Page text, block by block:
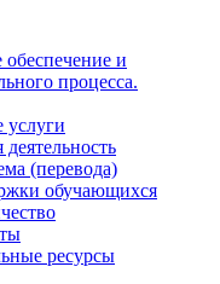
обеспечение и
процесса.
услуги
(перевода)
обучающихся
ресурсы